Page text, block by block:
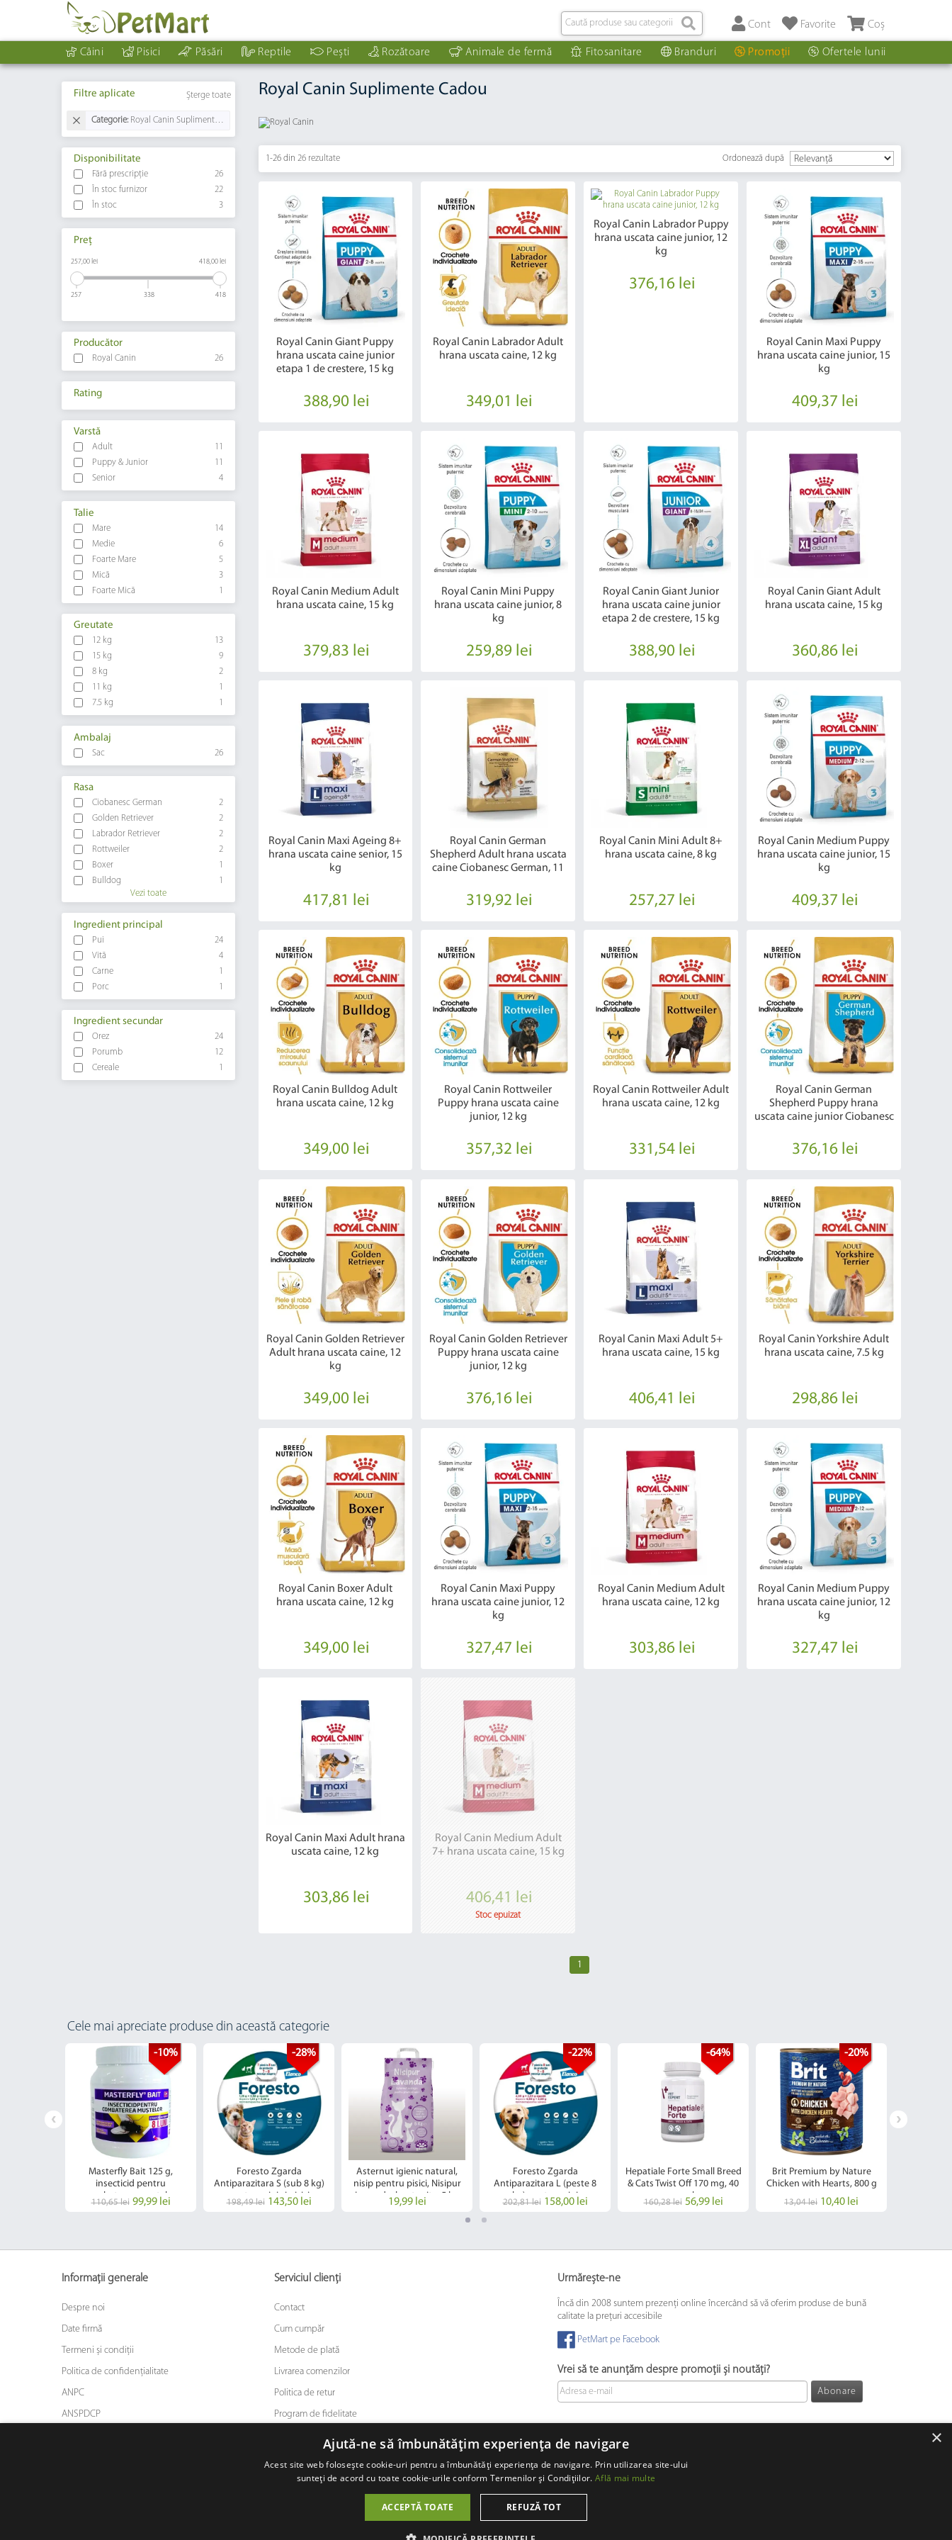
Coș
Favorite
Cont
Câini Pisici Păsări Reptile Pești Rozătoare Animale de fermă Fitosanitare Branduri Promoții Ofertele lunii
Filtre aplicate Șterge toate
Categorie: Royal Canin Suplimente Cadou
Disponibilitate
Fără prescripție
26
În stoc furnizor
22
În stoc
3
Preț
257,00 lei 418,00 lei
257 338 418
Producător
Royal Canin 26
Rating
Varstă
Adult
11
Puppy & Junior
11
Senior
4
Talie
Mare
14
Medie
6
Foarte Mare
5
Mică
3
Foarte Mică
1
Greutate
12 kg
13
15 kg
9
8 kg
2
11 kg
1
7.5 kg
1
Ambalaj
Sac 26
Rasa
Ciobanesc German
2
Golden Retriever
2
Labrador Retriever
2
Rottweiler
2
Boxer
1
Bulldog
1
Vezi toate
Ingredient principal
Pui
24
Vită
4
Carne
1
Porc
1
Ingredient secundar
Orez
24
Porumb
12
Cereale
1
Royal Canin Suplimente Cadou
1-26 din 26 rezultate Ordonează după
Royal Canin Giant Puppy
hrana uscata caine junior
etapa 1 de crestere, 15 kg
388,90 lei
Royal Canin Labrador Adult
hrana uscata caine, 12 kg
349,01 lei
Royal Canin Labrador Puppy
hrana uscata caine junior, 12
kg
376,16 lei
Royal Canin Maxi Puppy
hrana uscata caine junior, 15
kg
409,37 lei
Royal Canin Medium Adult
hrana uscata caine, 15 kg
379,83 lei
Royal Canin Mini Puppy
hrana uscata caine junior, 8
kg
259,89 lei
Royal Canin Giant Junior
hrana uscata caine junior
etapa 2 de crestere, 15 kg
388,90 lei
Royal Canin Giant Adult
hrana uscata caine, 15 kg
360,86 lei
Royal Canin Maxi Ageing 8+
hrana uscata caine senior, 15
kg
417,81 lei
Royal Canin German
Shepherd Adult hrana uscata
caine Ciobanesc German, 11
319,92 lei
Royal Canin Mini Adult 8+
hrana uscata caine, 8 kg
257,27 lei
Royal Canin Medium Puppy
hrana uscata caine junior, 15
kg
409,37 lei
Royal Canin Bulldog Adult
hrana uscata caine, 12 kg
349,00 lei
Royal Canin Rottweiler
Puppy hrana uscata caine
junior, 12 kg
357,32 lei
Royal Canin Rottweiler Adult
hrana uscata caine, 12 kg
331,54 lei
Royal Canin German
Shepherd Puppy hrana
uscata caine junior Ciobanesc
376,16 lei
Royal Canin Golden Retriever
Adult hrana uscata caine, 12
kg
349,00 lei
Royal Canin Golden Retriever
Puppy hrana uscata caine
junior, 12 kg
376,16 lei
Royal Canin Maxi Adult 5+
hrana uscata caine, 15 kg
406,41 lei
Royal Canin Yorkshire Adult
hrana uscata caine, 7.5 kg
298,86 lei
Royal Canin Boxer Adult
hrana uscata caine, 12 kg
349,00 lei
Royal Canin Maxi Puppy
hrana uscata caine junior, 12
kg
327,47 lei
Royal Canin Medium Adult
hrana uscata caine, 12 kg
303,86 lei
Royal Canin Medium Puppy
hrana uscata caine junior, 12
kg
327,47 lei
Royal Canin Maxi Adult hrana
uscata caine, 12 kg
303,86 lei
Royal Canin Medium Adult
7+ hrana uscata caine, 15 kg
406,41 lei
Stoc epuizat
1
Cele mai apreciate produse din această categorie
-10%
Masterfly Bait 125 g,
insecticid pentru
combaterea mustelor
110,65 lei 99,99 lei
-28%
Foresto Zgarda
Antiparazitara S (sub 8 kg)
pentru caini si pisici
198,49 lei 143,50 lei
Asternut igienic natural,
nisip pentru pisici, Nisipur
Lavanda, bentonita, 5 kg
19,99 lei
-22%
Foresto Zgarda
Antiparazitara L (peste 8
kg) pentru caini
202,81 lei 158,00 lei
-64%
Hepatiale Forte Small Breed
& Cats Twist Off 170 mg, 40
capsule
160,28 lei 56,99 lei
-20%
Brit Premium by Nature
Chicken with Hearts, 800 g
13,04 lei 10,40 lei
Informații generale
Despre noi
Date firmă
Termeni și condiții
Politica de confidențialitate
ANPC
ANSPDCP
Serviciul clienți
Contact
Cum cumpăr
Metode de plată
Livrarea comenzilor
Politica de retur
Program de fidelitate
Urmărește-ne
Încă din 2008 suntem prezenți online încercând să vă oferim produse de bună
calitate la prețuri accesibile
PetMart pe Facebook
Vrei să te anunțăm despre promoții și noutăți?
Abonare
© 2008 - 2026 PetMart Online SRL.0372 905 900
×
Ajută-ne să îmbunătățim experiența de navigare
Acest site web folosește cookie-uri pentru a îmbunătăți experiența de navigare. Prin utilizarea site-ului
sunteți de acord cu toate cookie-urile conform Termenilor și Condițiilor. Află mai multe
ACCEPTĂ TOATE REFUZĂ TOT